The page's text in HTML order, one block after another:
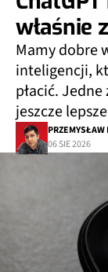
właśnie
Mamy dobre
inteligencji,
płacić.
jeszcze
06 SIE 2026